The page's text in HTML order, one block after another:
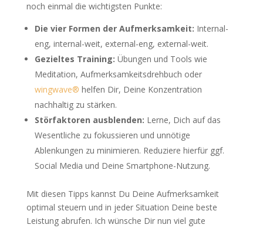
noch einmal die wichtigsten Punkte:
Die vier Formen der Aufmerksamkeit: Internal-
eng, internal-weit, external-eng, external-weit.
Gezieltes Training: Übungen und Tools wie
Meditation, Aufmerksamkeitsdrehbuch oder
wingwave® helfen Dir, Deine Konzentration
nachhaltig zu stärken.
Störfaktoren ausblenden: Lerne, Dich auf das
Wesentliche zu fokussieren und unnötige
Ablenkungen zu minimieren. Reduziere hierfür ggf.
Social Media und Deine Smartphone-Nutzung.
Mit diesen Tipps kannst Du Deine Aufmerksamkeit
optimal steuern und in jeder Situation Deine beste
Leistung abrufen. Ich wünsche Dir nun viel gute